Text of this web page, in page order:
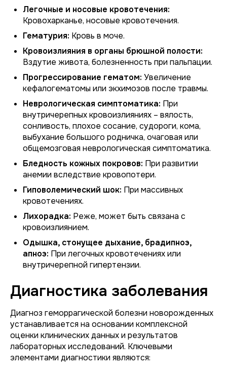
Легочные и носовые кровотечения:
Кровохарканье, носовые кровотечения.
Гематурия: Кровь в моче.
Кровоизлияния в органы брюшной полости:
Вздутие живота, болезненность при пальпации.
Прогрессирование гематом: Увеличение
кефалогематомы или экхимозов после травмы.
Неврологическая симптоматика: При
внутричерепных кровоизлияниях – вялость,
сонливость, плохое сосание, судороги, кома,
выбухание большого родничка, очаговая или
общемозговая неврологическая симптоматика.
Бледность кожных покровов: При развитии
анемии вследствие кровопотери.
Гиповолемический шок: При массивных
кровотечениях.
Лихорадка: Реже, может быть связана с
кровоизлиянием.
Одышка, стонущее дыхание, брадипноэ,
апноэ: При легочных кровотечениях или
внутричерепной гипертензии.
Диагностика заболевания
Диагноз геморрагической болезни новорожденных
устанавливается на основании комплексной
оценки клинических данных и результатов
лабораторных исследований. Ключевыми
элементами диагностики являются: